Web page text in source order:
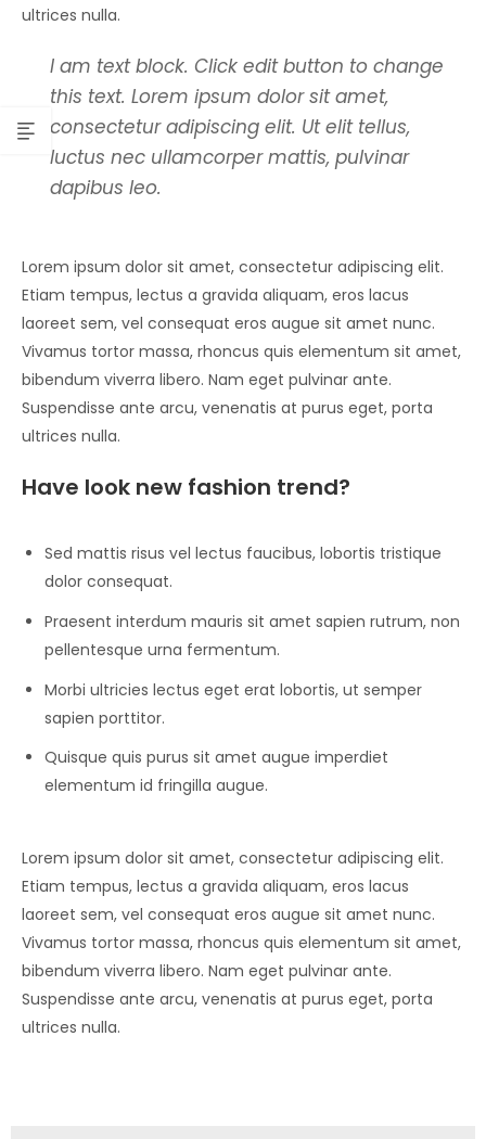
ultrices nulla.
I am text block. Click edit button to change
this text. Lorem ipsum dolor sit amet,
consectetur adipiscing elit. Ut elit tellus,
luctus nec ullamcorper mattis, pulvinar
dapibus leo.
Lorem ipsum dolor sit amet, consectetur adipiscing elit.
Etiam tempus, lectus a gravida aliquam, eros lacus
laoreet sem, vel consequat eros augue sit amet nunc.
Vivamus tortor massa, rhoncus quis elementum sit amet,
bibendum viverra libero. Nam eget pulvinar ante.
Suspendisse ante arcu, venenatis at purus eget, porta
ultrices nulla.
Have look new fashion trend?
Sed mattis risus vel lectus faucibus, lobortis tristique
dolor consequat.
Praesent interdum mauris sit amet sapien rutrum, non
pellentesque urna fermentum.
Morbi ultricies lectus eget erat lobortis, ut semper
sapien porttitor.
Quisque quis purus sit amet augue imperdiet
elementum id fringilla augue.
Lorem ipsum dolor sit amet, consectetur adipiscing elit.
Etiam tempus, lectus a gravida aliquam, eros lacus
laoreet sem, vel consequat eros augue sit amet nunc.
Vivamus tortor massa, rhoncus quis elementum sit amet,
bibendum viverra libero. Nam eget pulvinar ante.
Suspendisse ante arcu, venenatis at purus eget, porta
ultrices nulla.